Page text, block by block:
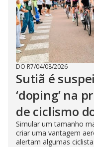
DO R7/04/08/2026
Sutiã é
‘doping’ na
de ciclismo
Simular um tamanho
criar uma vantagem
alertam algumas